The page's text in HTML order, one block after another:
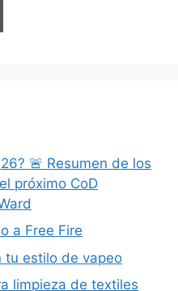
🚨 Resumen de los
próximo CoD
a Free Fire
tu estilo de vapeo
limpieza de textiles